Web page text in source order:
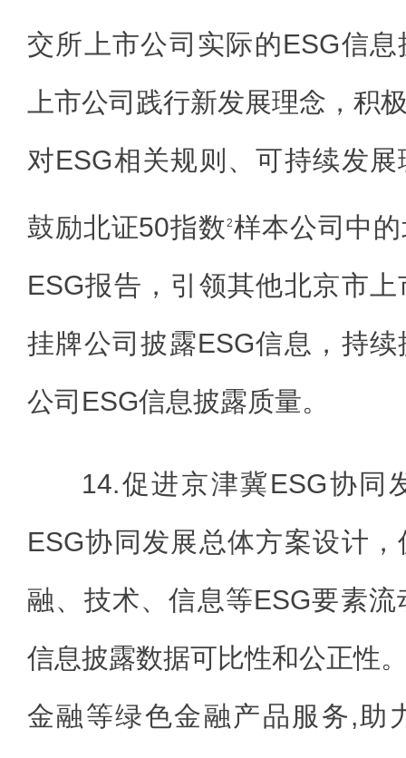
交所上市公司实际的ESG信
上市公司践行新发展理念，积
对ESG相关规则、可持续发
鼓励北证50指数2样本公司中
ESG报告，引领其他北京市
挂牌公司披露ESG信息，持
公司ESG信息披露质量。
14.促进京津冀ESG协同
ESG协同发展总体方案设计
融、技术、信息等ESG要素
信息披露数据可比性和公正性
金融等绿色金融产品服务,助